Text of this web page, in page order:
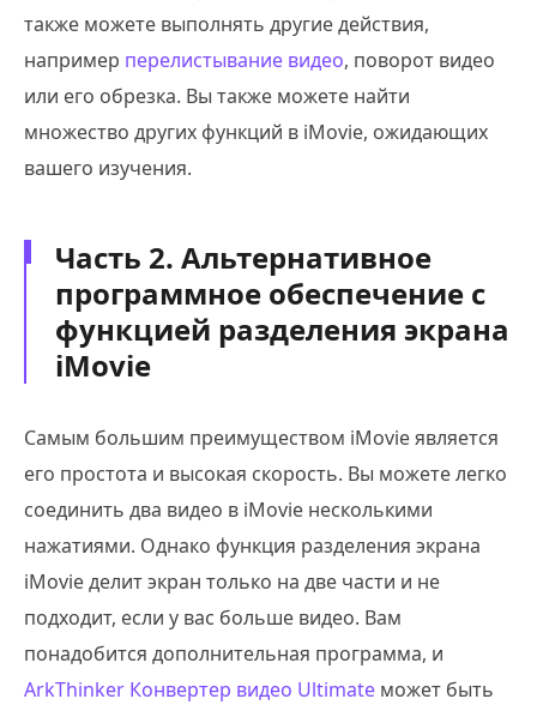
также можете выполнять другие действия,
например перелистывание видео, поворот видео
или его обрезка. Вы также можете найти
множество других функций в iMovie, ожидающих
вашего изучения.
Часть 2. Альтернативное
программное обеспечение с
функцией разделения экрана
iMovie
Самым большим преимуществом iMovie является
его простота и высокая скорость. Вы можете легко
соединить два видео в iMovie несколькими
нажатиями. Однако функция разделения экрана
iMovie делит экран только на две части и не
подходит, если у вас больше видео. Вам
понадобится дополнительная программа, и
ArkThinker Конвертер видео Ultimate может быть